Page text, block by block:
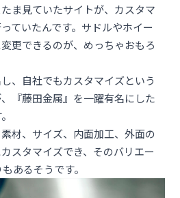
たま見ていたサイトが、カスタマ
ていたんです。サドルやホイー
更できるのが、めっちゃおもろ
、自社でもカスタマイズという
『藤田金属』を一躍有名にした
材、サイズ、内面加工、外面の
スタマイズでき、そのバリエー
あるそうです。